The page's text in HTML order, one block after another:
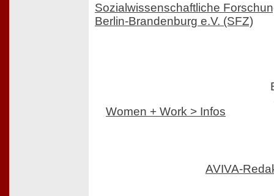
Sozialwissenschaftliche
Berlin-Brandenburg e.V. (SFZ)
Women + Work > Infos
AVIVA-